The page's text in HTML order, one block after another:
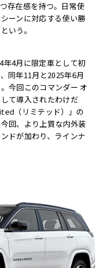
存在感を持つ。日常使
ーンに対応する使い勝
いう。
年4月に限定車として初
同年11月と2025年6月
今回このコマンダー オ
て導入されたわけだ
（リミテッド）」の
回、より上質な内外装
ドが加わり、ラインナ